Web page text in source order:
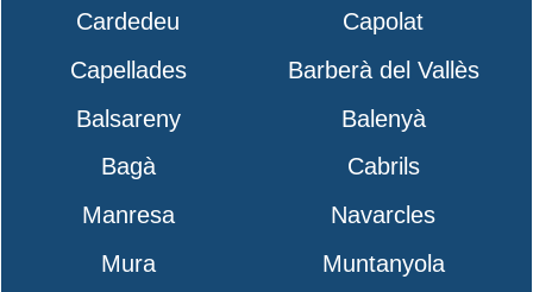
Cardedeu
Capolat
Capellades
Barberà del Vallès
Balsareny
Balenyà
Bagà
Cabrils
Manresa
Navarcles
Mura
Muntanyola